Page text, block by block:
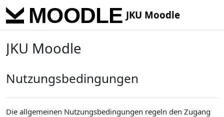
Skip to main content
JKU Moodle
JKU Moodle
Nutzungsbedingungen
Die allgemeinen Nutzungsbedingungen regeln den Zugang